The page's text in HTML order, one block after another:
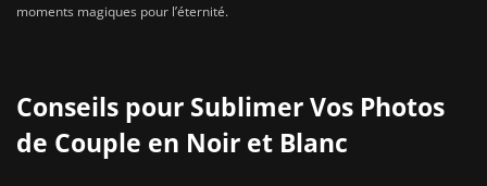
moments magiques pour l’éternité.
Conseils pour Sublimer Vos Photos
de Couple en Noir et Blanc